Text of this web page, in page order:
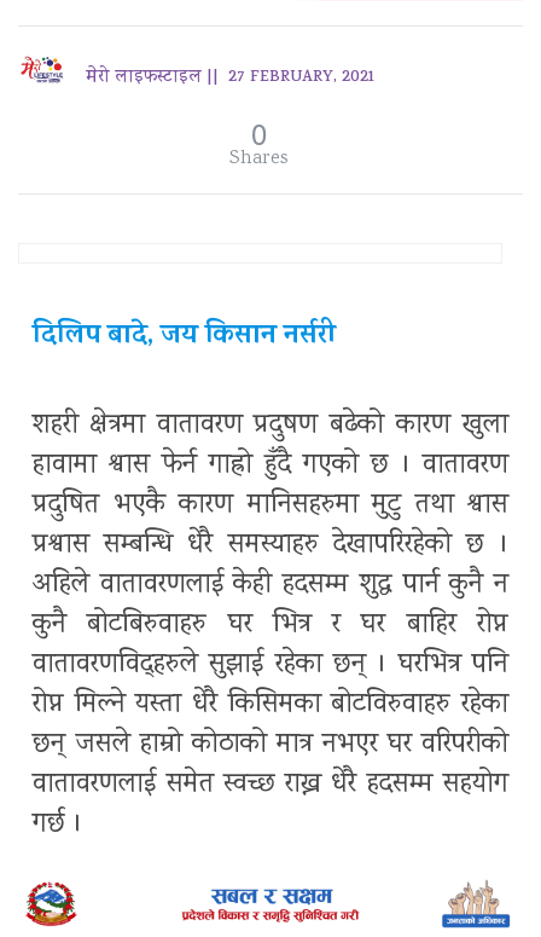
मेरो लाइफस्टाइल || 27 FEBRUARY, 2021
0
Shares
दिलिप बादे, जय किसान नर्सरी
शहरी क्षेत्रमा वातावरण प्रदुषण बढेको कारण खुला
हावामा श्वास फेर्न गाह्रो हुँदै गएको छ । वातावरण
प्रदुषित भएकै कारण मानिसहरुमा मुटु तथा श्वास
प्रश्वास सम्बन्धि धेरै समस्याहरु देखापरिरहेको छ ।
अहिले वातावरणलाई केही हदसम्म शुद्ध पार्न कुनै न
कुनै बोटबिरुवाहरु घर भित्र र घर बाहिर रोप्न
वातावरणविद्हरुले सुझाई रहेका छन् । घरभित्र पनि
रोप्न मिल्ने यस्ता धेरै किसिमका बोटविरुवाहरु रहेका
छन् जसले हाम्रो कोठाको मात्र नभएर घर वरिपरीको
वातावरणलाई समेत स्वच्छ राख्न धेरै हदसम्म सहयोग
गर्छ ।